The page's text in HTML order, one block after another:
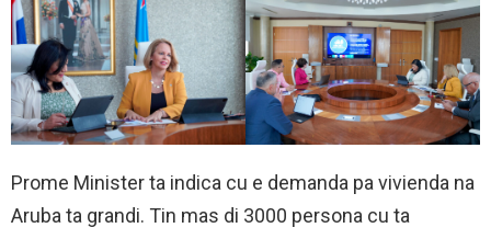
Prome Minister ta indica cu e demanda pa vivienda na
Aruba ta grandi. Tin mas di 3000 persona cu ta